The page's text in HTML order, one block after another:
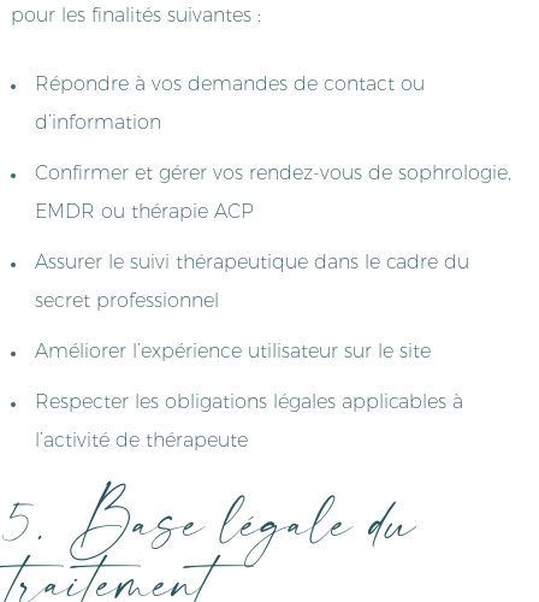
pour les finalités suivantes :
Répondre à vos demandes de contact ou
d’information
Confirmer et gérer vos rendez-vous de sophrologie,
EMDR ou thérapie ACP
Assurer le suivi thérapeutique dans le cadre du
secret professionnel
Améliorer l’expérience utilisateur sur le site
Respecter les obligations légales applicables à
l’activité de thérapeute
5. Base légale du
traitement